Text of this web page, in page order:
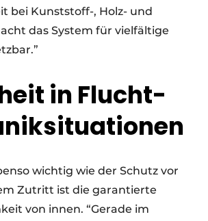
bei Kunststoff-, Holz- und
das System für vielfältige
in Flucht-
wichtig wie der Schutz vor
Zutritt ist die garantierte
von innen. “Gerade im